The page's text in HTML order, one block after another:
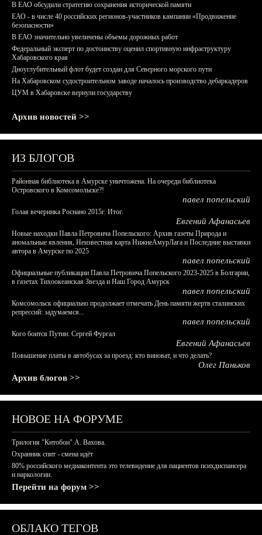
В ЕАО обсудили стратегию сохранения исторической памяти
ЕАО - в числе 40 российских регионов-участников кампании «Продвижение
безопасности»
В ЕАО значительно увеличены объемы дорожных работ
Федеральный эксперт по достоинству оценил спортивную инфраструктуру
Хабаровского края
Дноуглубительный флот будет создан для Северного морского пути
На Хабаровском судостроительном заводе началось производство дебаркадеров
ЦУМ в Хабаровске вернули государству
Архив новостей >>
ИЗ БЛОГОВ
Районная библиотека в Амурске уничтожена. На очереди библиотека
Островского в Комсомольске?!
павел попельский
Голая вечеринка Роснано 2015г. Итог.
Евгений Афанасьев
Новые находки Павла Петровича Попельского: Архив газеты Природа и
аномальные явления, Неизвестная карта НижнеАмурЛага и Последние выставки
автора в Амурске по 2025
павел попельский
Официальные публикации Павла Петровича Попельского 2023-2025 в Болгарии,
в газетах Тихоокеанская Звезда и Наш Город Амурск
павел попельский
Комсомольск официально продолжает отмечать День памяти жертв сталинских
репрессий: задумаемся...
павел попельский
Кого боится Путин: Сергей Фургал
Евгений Афанасьев
Повышение платы в автобусах за проезд: кто виноват, и что делать?
Олег Паньков
Архив блогов >>
НОВОЕ НА ФОРУМЕ
Трилогия "Китобои" А. Вахова.
Охранник спит - смена идёт
80% российского медиаконтента это телевидение для пациентов психдиспансера
и наркологии.
Перейти на форум >>
ОБЛАКО ТЕГОВ